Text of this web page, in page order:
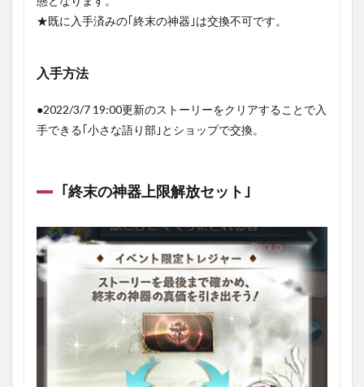
★既に入手済みの｢終末の神器｣は交換不可です。
入手方法
●2022/3/7 19:00更新のストーリーをクリアすることで入
手できる｢小さな語り部｣とショップで交換。
｢終末の神器上限解放セット｣